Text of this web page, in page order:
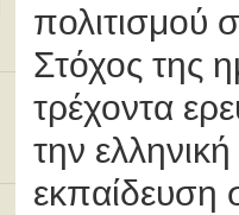
πολιτισμού
Στόχος της
τρέχοντα
την
εκπαίδευση